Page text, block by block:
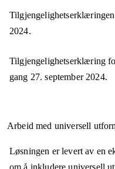
2024.
Tilgjengelighetserklæring
gang 27. september 2024.
Arbeid med universell
Løsningen er levert av en